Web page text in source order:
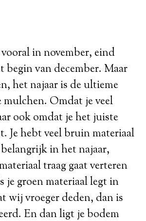
in november, eind
begin van december. Maar
het najaar is de ultieme
mulchen. Omdat je veel
ook omdat je het juiste
Je hebt veel bruin materiaal
in het najaar,
traag gaat verteren
je groen materiaal legt in
wij vroeger deden, dan is
En dan ligt je bodem